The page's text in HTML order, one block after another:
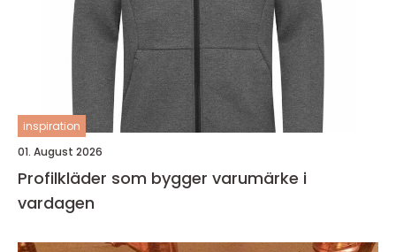
inspiration
01. August 2026
Profilkläder som bygger varumärke i
vardagen